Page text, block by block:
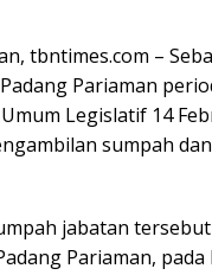
tbntimes.com –
Pariaman
Legislatif 14
sumpah
jabatan
Pariaman,